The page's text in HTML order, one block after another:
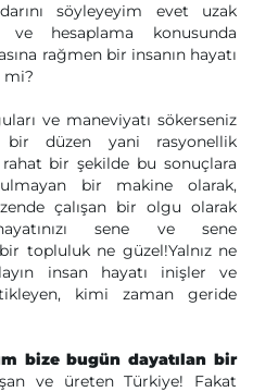
söyleyeyim evet uzak
hesaplama konusunda
rağmen bir insanın hayatı
mi?
ve maneviyatı sökerseniz
düzen yani rasyonellik
bir şekilde bu sonuçlara
bir makine olarak,
çalışan bir olgu olarak
sene ve sene
topluluk ne güzel!Yalnız ne
insan hayatı inişler ve
kimi zaman geride
bize bugün dayatılan bir
ve üreten Türkiye! Fakat